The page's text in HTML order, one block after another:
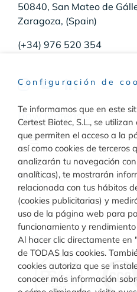
50840, San Mateo de
Zaragoza, (Spain)
(+34) 976 520 354
Raw Materials
Toggle
Navigation
Materiales para
Materiales para diagnóstico
Diagnóstico
Toggle
Navigation
Rapid Test
Turbilatex
Calidad
Configuración de
Te informamos que en este
Certest Biotec, S.L., se
que permiten el acceso a la
así como cookies de terceros
analizarán tu navegación
analíticas), te mostrarán
relacionada con tus hábitos
(cookies publicitarias) y
uso de la página web para
funcionamiento y
Al hacer clic directamente en
de TODAS las cookies.
cookies autoriza que se
conocer más información